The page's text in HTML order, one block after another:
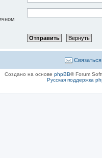
Создано на основе phpBB® Forum
Русская поддержка